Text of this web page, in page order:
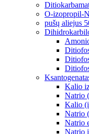
O-izopropil-
pušų aliejus
Kalio
Natrio
Kalio
Natrio
Natrio
Natrio